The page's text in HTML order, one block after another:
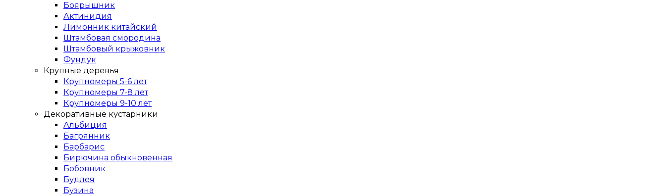
Боярышник
Актинидия
Лимонник китайский
Штамбовая смородина
Штамбовый крыжовник
Фундук
Крупные деревья
Крупномеры 5-6 лет
Крупномеры 7-8 лет
Крупномеры 9-10 лет
Декоративные кустарники
Альбиция
Багрянник
Барбарис
Бирючина обыкновенная
Бобовник
Будлея
Бузина